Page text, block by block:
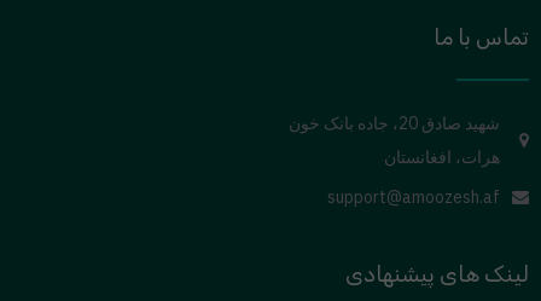
تماس با ما
شهید صادق 20، جاده بانک خون
هرات، افغانستان
support@amoozesh.af
لینک های پیشنهادی